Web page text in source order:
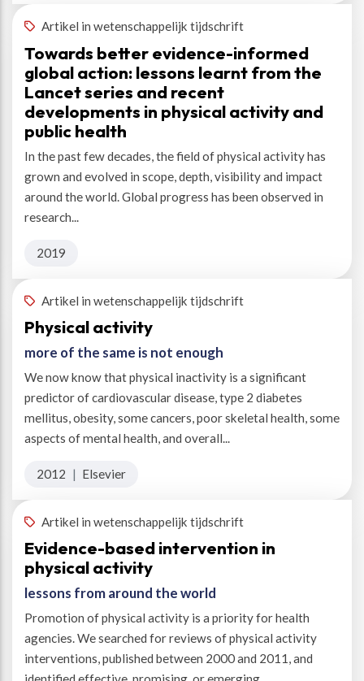
Artikel in wetenschappelijk tijdschrift
Towards better evidence-informed
global action: lessons learnt from the
Lancet series and recent
developments in physical activity and
public health
In the past few decades, the field of physical activity has
grown and evolved in scope, depth, visibility and impact
around the world. Global progress has been observed in
research...
2019
Artikel in wetenschappelijk tijdschrift
Physical activity
more of the same is not enough
We now know that physical inactivity is a significant
predictor of cardiovascular disease, type 2 diabetes
mellitus, obesity, some cancers, poor skeletal health, some
aspects of mental health, and overall...
2012 | Elsevier
Artikel in wetenschappelijk tijdschrift
Evidence-based intervention in
physical activity
lessons from around the world
Promotion of physical activity is a priority for health
agencies. We searched for reviews of physical activity
interventions, published between 2000 and 2011, and